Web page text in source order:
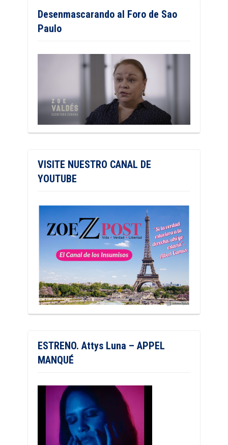
Desenmascarando al Foro de Sao
Paulo
VISITE NUESTRO CANAL DE
YOUTUBE
ESTRENO. Attys Luna – APPEL
MANQUÉ